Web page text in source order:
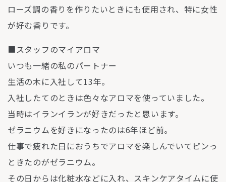
ローズ調の香りを作りたいときにも使用され、特に女性
が好む香りです。
■スタッフのマイアロマ
いつも一緒の私のパートナー
生活の木に入社して13年。
入社したてのときは色々なアロマを使っていました。
当時はイランイランが好きだったと思います。
ゼラニウムを好きになったのは6年ほど前。
仕事で疲れた日におうちでアロマを楽しんでいてピンっ
ときたのがゼラニウム。
その日からは化粧水などに入れ、スキンケアタイムに使